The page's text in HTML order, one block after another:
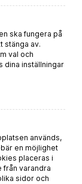
ska fungera på
stänga av.
val och
dina inställningar
används,
en möjlighet
placeras i
från varandra
sidor och